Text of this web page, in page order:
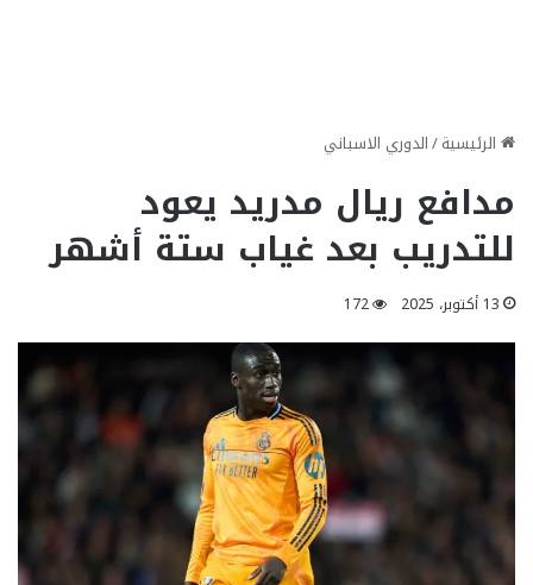
الرئيسية/الدوري الاسباني
مدافع ريال مدريد يعود
للتدريب بعد غياب ستة أشهر
13 أكتوبر، 2025 172